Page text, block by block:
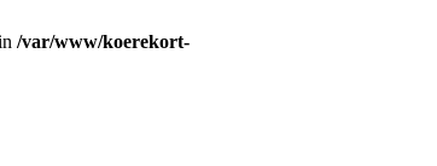
/var/www/koerekort-